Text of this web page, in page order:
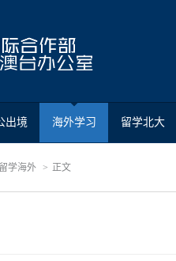
出境 海外学习 留学北大
留学海外 正文